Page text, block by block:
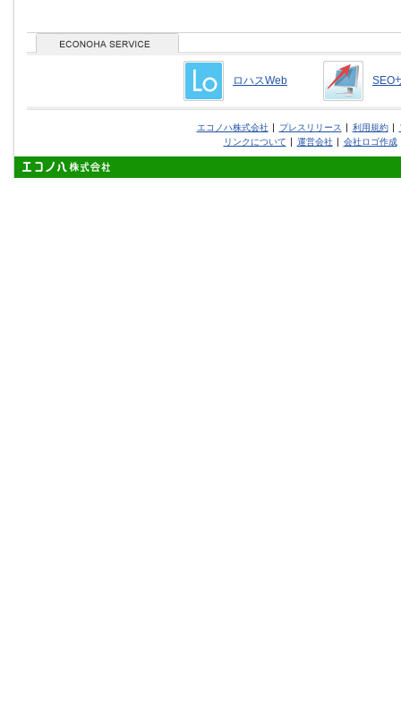
ロハスWeb SEO
エコノハ株式会社 プレスリリース 利用規約
リンクについて
運営会社 会社ロゴ作成